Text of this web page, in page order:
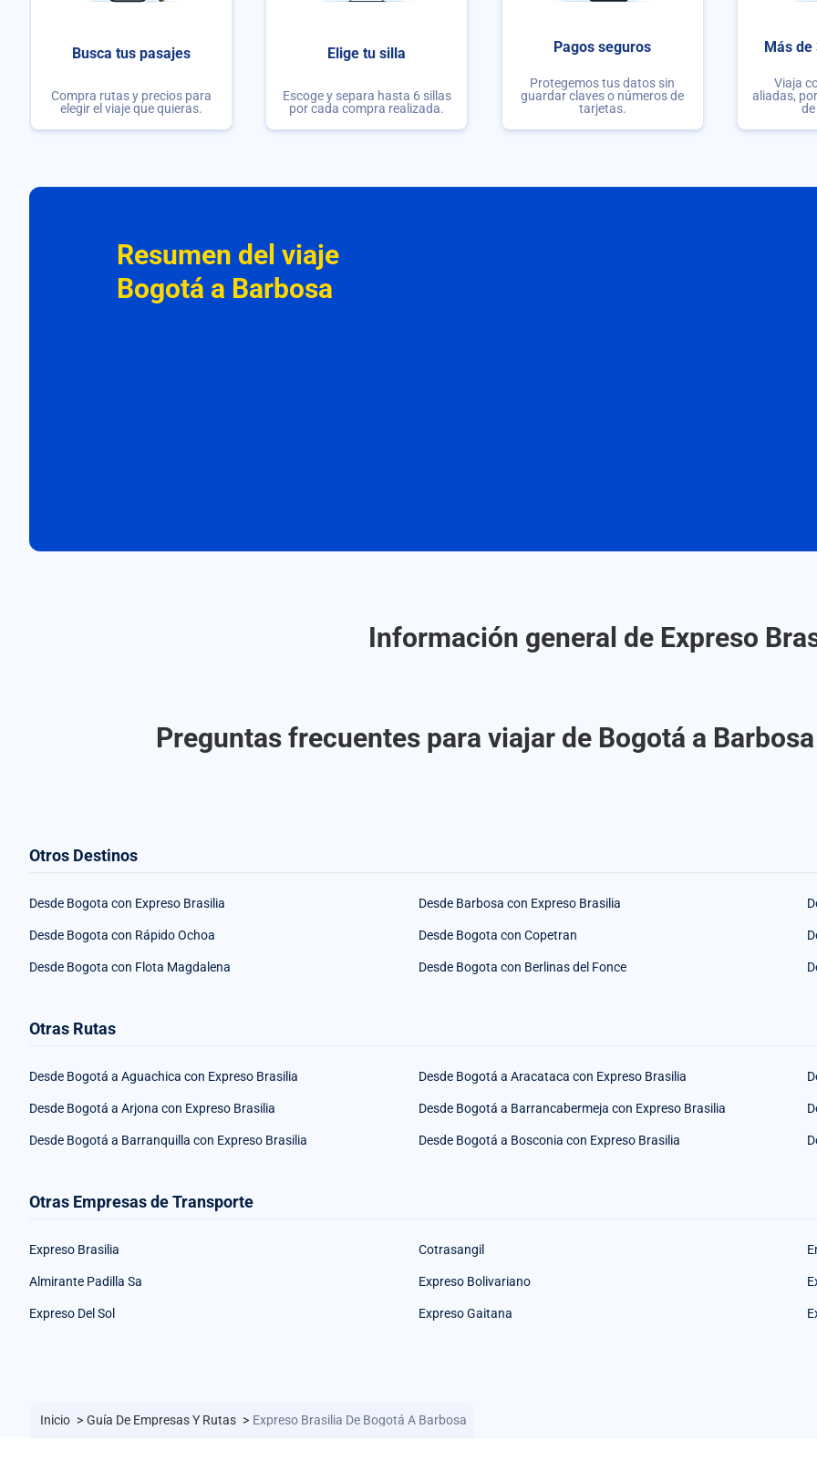
Busca tus pasajes
Compra rutas y precios para
elegir el viaje que quieras.
Elige tu silla
Escoge y separa hasta 6 sillas
por cada compra realizada.
Pagos seguros
Protegemos tus datos sin
guardar claves o números de
tarjetas.
Más de
Viaja
aliadas,
Resumen del viaje
Bogotá a Barbosa
Información general de Expreso
Preguntas frecuentes para viajar de Bogotá a
Otros Destinos
Desde Bogota con Expreso Brasilia Desde Barbosa con Expreso Brasilia
Desde Bogota con Rápido Ochoa Desde Bogota con Copetran
Desde Bogota con Flota Magdalena Desde Bogota con Berlinas del Fonce
Otras Rutas
Desde Bogotá a Aguachica con Expreso Brasilia Desde Bogotá a Aracataca con Expreso Brasilia
Desde Bogotá a Arjona con Expreso Brasilia Desde Bogotá a Barrancabermeja con Expreso Brasilia
Desde Bogotá a Barranquilla con Expreso Brasilia Desde Bogotá a Bosconia con Expreso Brasilia
Otras Empresas de Transporte
Expreso Brasilia Cotrasangil
Almirante Padilla Sa Expreso Bolivariano
Expreso Del Sol Expreso Gaitana
Inicio > Guía De Empresas Y Rutas > Expreso Brasilia De Bogotá A Barbosa